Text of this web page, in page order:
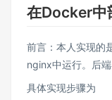
在Docker中
前言：本人实现的
nginx中运行。后
具体实现步骤为